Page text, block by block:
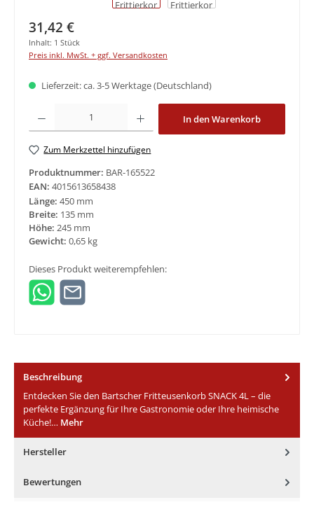
Regulärer Preis:
31,42 €
Inhalt: 1 Stück
Preis inkl. MwSt. + ggf. Versandkosten
Lieferzeit: ca. 3-5 Werktage (Deutschland)
Produkt Anzahl: Gib den gewünschten Wert ein oder benutze die
In den Warenkorb
Zum Merkzettel hinzufügen
Produktnummer: BAR-165522
EAN: 4015613658438
Länge: 450 mm
Breite: 135 mm
Höhe: 245 mm
Gewicht: 0,65 kg
Dieses Produkt weiterempfehlen:
Beschreibung
Entdecken Sie den Bartscher Fritteusenkorb SNACK 4L – die
perfekte Ergänzung für Ihre Gastronomie oder Ihre heimische
Küche!… Mehr
Hersteller
Bewertungen